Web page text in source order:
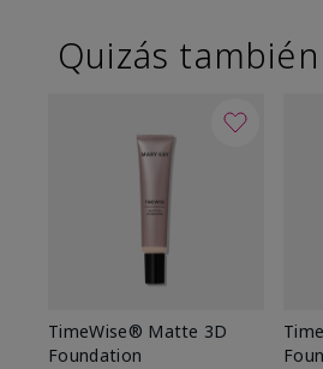
Quizás
TimeWise® Matte 3D
Foundation